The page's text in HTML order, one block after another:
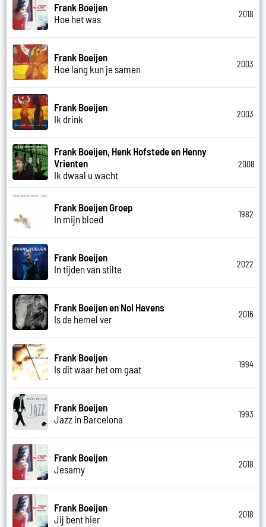
Frank Boeijen
Hoe het was
2018
Frank Boeijen
Hoe lang kun je samen
2003
Frank Boeijen
Ik drink
2003
Frank Boeijen, Henk Hofstede en Henny
Vrienten
Ik dwaal u wacht
2008
Frank Boeijen Groep
In mijn bloed
1982
Frank Boeijen
In tijden van stilte
2022
Frank Boeijen en Nol Havens
Is de hemel ver
2016
Frank Boeijen
Is dit waar het om gaat
1994
Frank Boeijen
Jazz in Barcelona
1993
Frank Boeijen
Jesamy
2018
Frank Boeijen
Jij bent hier
2018